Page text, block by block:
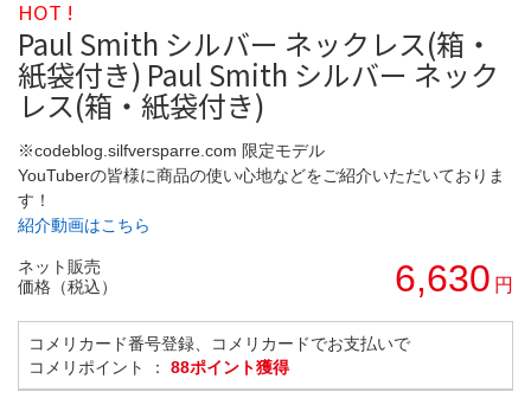
HOT !
Paul Smith シルバー ネックレス(箱・
紙袋付き) Paul Smith シルバー ネック
レス(箱・紙袋付き)
※codeblog.silfversparre.com 限定モデル
YouTuberの皆様に商品の使い心地などをご紹介いただいておりま
す！
紹介動画はこちら
ネット販売
価格（税込）
6,630 円
コメリカード番号登録、コメリカードでお支払いで
コメリポイント ： 88ポイント獲得